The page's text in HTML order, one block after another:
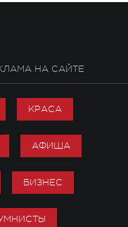
НА САЙТЕ
КРАСА
АФИША
БИЗНЕС